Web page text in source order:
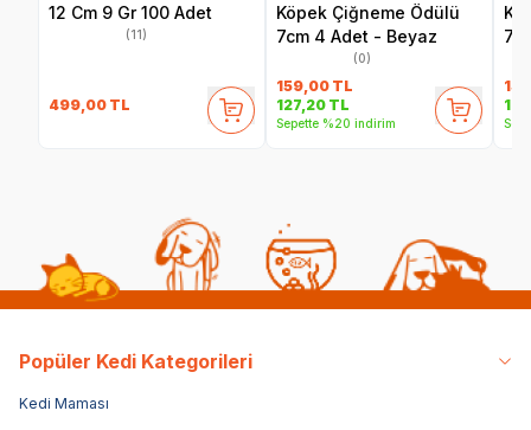
12 Cm 9 Gr 100 Adet
(11)
499,00 TL
Köpek Çiğneme Ödülü
7cm 4 Adet - Beyaz
(0)
159,00 TL
127,20 TL
Sepette %20 indirim
Popüler Kedi Kategorileri
Kedi Maması